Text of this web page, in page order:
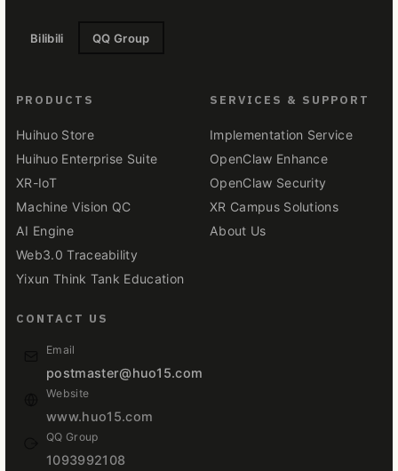
Bilibili QQ Group
PRODUCTS
Huihuo Store
Huihuo Enterprise Suite
XR-IoT
Machine Vision QC
AI Engine
Web3.0 Traceability
Yixun Think Tank Education
SERVICES & SUPPORT
Implementation Service
OpenClaw Enhance
OpenClaw Security
XR Campus Solutions
About Us
CONTACT US
Email
postmaster@huo15.com
Website
www.huo15.com
QQ Group
1093992108